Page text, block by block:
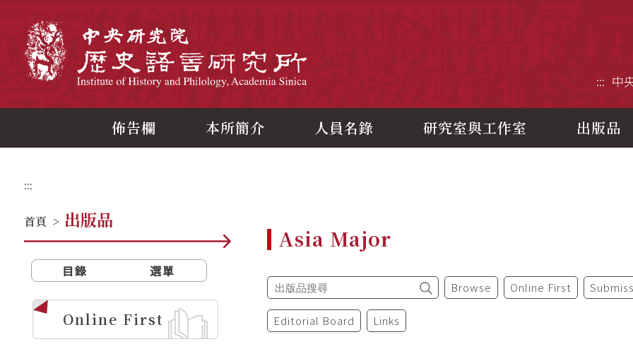
::: 中
佈告欄 本所簡介 人員名錄 研究室與工作室 出版品
:::
首頁 > 出版品
目錄 選單
Online First
Asia Major
Browse Online First
Editorial Board Links